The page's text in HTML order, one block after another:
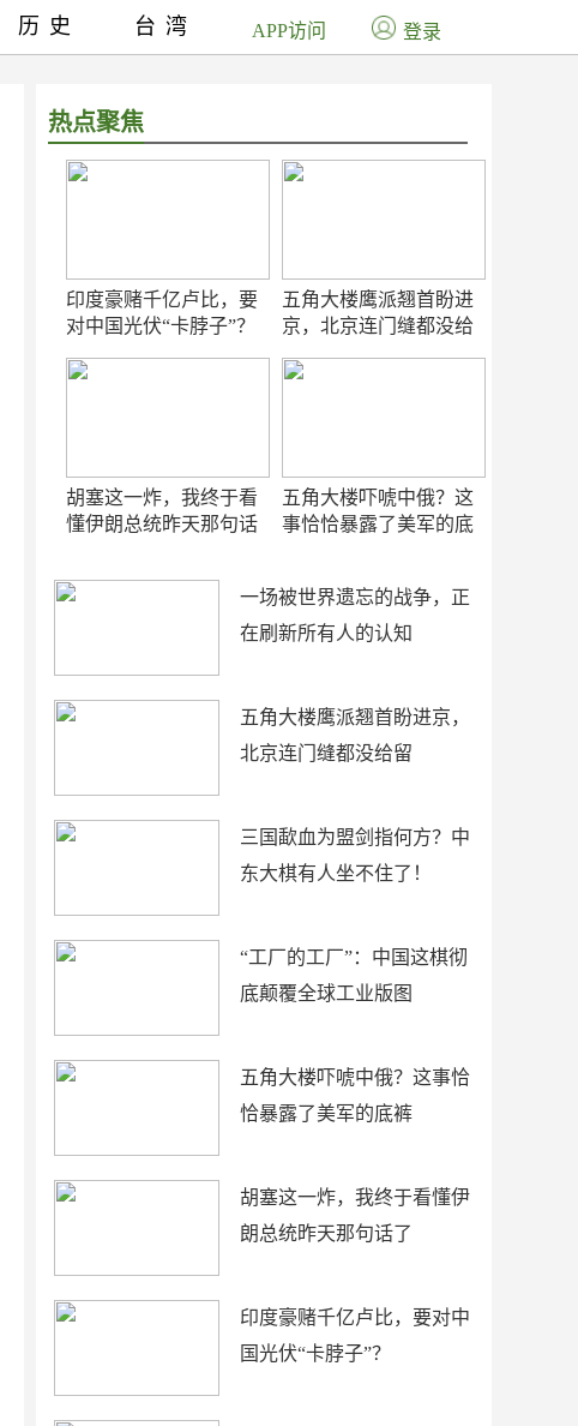
热点聚焦
印度豪赌千亿卢比，要
对中国光伏“卡脖子”？
五角大楼鹰派翘首盼进
京，北京连门缝都没给
胡塞这一炸，我终于看
懂伊朗总统昨天那句话
五角大楼吓唬中俄？这
事恰恰暴露了美军的底
一场被世界遗忘的战争，正
在刷新所有人的认知
五角大楼鹰派翘首盼进京，
北京连门缝都没给留
三国歃血为盟剑指何方？中
东大棋有人坐不住了！
“工厂的工厂”：中国这棋彻
底颠覆全球工业版图
五角大楼吓唬中俄？这事恰
恰暴露了美军的底裤
胡塞这一炸，我终于看懂伊
朗总统昨天那句话了
印度豪赌千亿卢比，要对中
国光伏“卡脖子”？
历史 台湾 APP访问 登录